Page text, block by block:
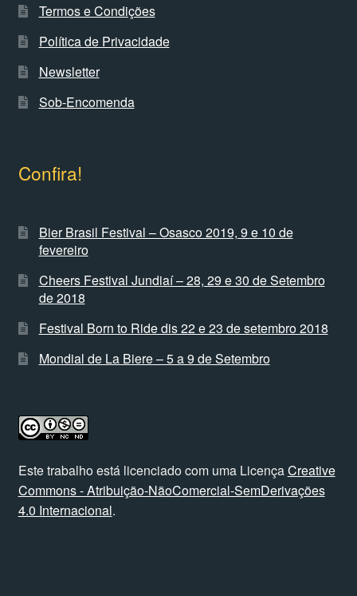
Termos e Condições
Política de Privacidade
Newsletter
Sob-Encomenda
Confira!
Bier Brasil Festival – Osasco 2019, 9 e 10 de
fevereiro
Cheers Festival Jundiaí – 28, 29 e 30 de Setembro
de 2018
Festival Born to Ride dis 22 e 23 de setembro 2018
Mondial de La Biere – 5 a 9 de Setembro
Este trabalho está licenciado com uma LicençaCreative
Commons - Atribuição-NãoComercial-SemDerivações
4.0 Internacional.